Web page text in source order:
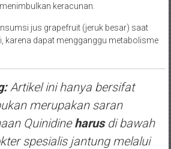
keracunan.
jus grapefruit (jeruk besar) saat
karena dapat mengganggu metabolisme
Artikel ini hanya bersifat
merupakan saran
Quinidineharusdi bawah
spesialis jantung melalui